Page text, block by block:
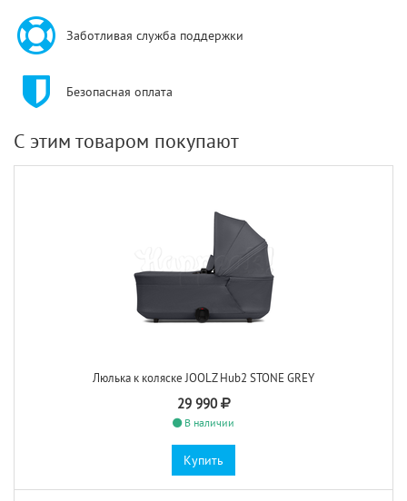
Заботливая служба поддержки
Безопасная оплата
С этим товаром покупают
Люлька к коляске JOOLZ Hub2 STONE GREY
29 990
В наличии
Купить